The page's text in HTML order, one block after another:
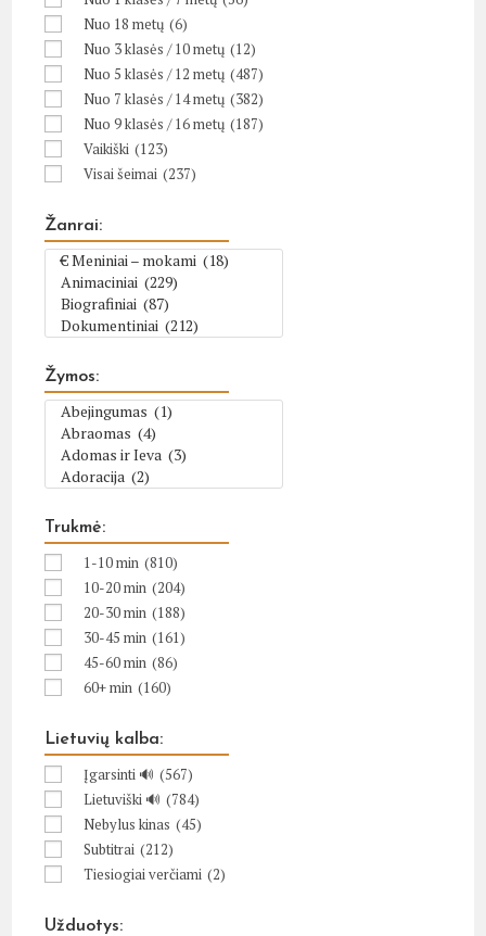
Nuo 18 metų (6)
Nuo 3 klasės / 10 metų (12)
Nuo 5 klasės / 12 metų (487)
Nuo 7 klasės / 14 metų (382)
Nuo 9 klasės / 16 metų (187)
Vaikiški (123)
Visai šeimai (237)
Žanrai:
Žymos:
Trukmė:
1-10 min (810)
10-20 min (204)
20-30 min (188)
30-45 min (161)
45-60 min (86)
60+ min (160)
Lietuvių kalba:
Įgarsinti 🔊 (567)
Lietuviški 🔊 (784)
Nebylus kinas (45)
Subtitrai (212)
Tiesiogiai verčiami (2)
Užduotys: